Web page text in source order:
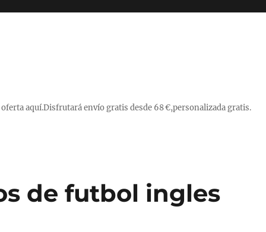
aquí.Disfrutará envío gratis desde 68 €,personalizada gratis.
de futbol ingles